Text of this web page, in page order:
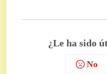
¿Le ha sido
No